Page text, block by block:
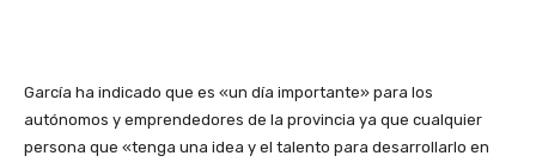
García ha indicado que es «un día importante» para los
autónomos y emprendedores de la provincia ya que cualquier
persona que «tenga una idea y el talento para desarrollarlo en